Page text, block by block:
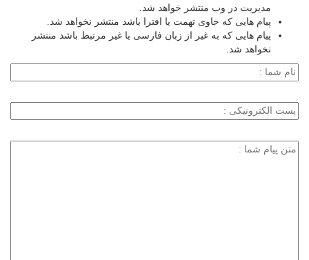
مدیریت در وب منتشر خواهد شد.
پیام هایی که حاوی تهمت یا افترا باشد منتشر نخواهد شد.
پیام هایی که به غیر از زبان فارسی یا غیر مرتبط باشد منتشر
نخواهد شد.